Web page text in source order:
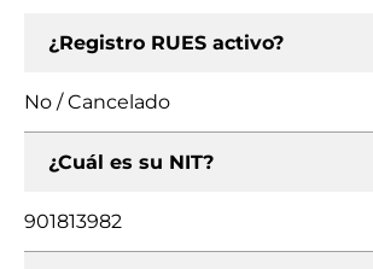
¿Registro RUES activo?
No / Cancelado
¿Cuál es su NIT?
901813982